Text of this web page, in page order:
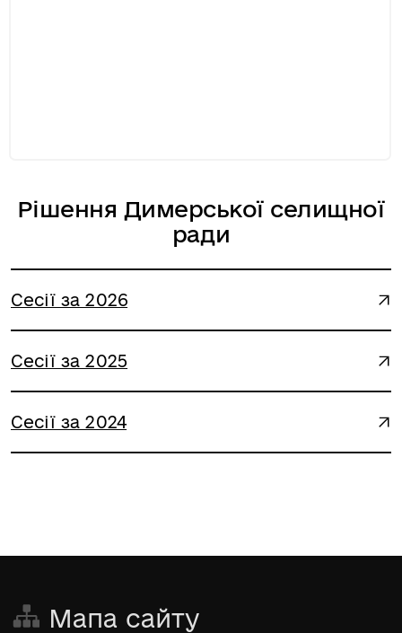
Рішення Димерської селищної
ради
Сесії за 2026
Сесії за 2025
Сесії за 2024
Мапа сайту